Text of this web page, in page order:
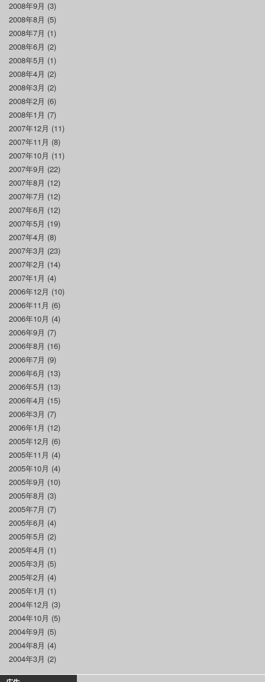
2008年9月 (3)
2008年8月 (5)
2008年7月 (1)
2008年6月 (2)
2008年5月 (1)
2008年4月 (2)
2008年3月 (2)
2008年2月 (6)
2008年1月 (7)
2007年12月 (11)
2007年11月 (8)
2007年10月 (11)
2007年9月 (22)
2007年8月 (12)
2007年7月 (12)
2007年6月 (12)
2007年5月 (19)
2007年4月 (8)
2007年3月 (23)
2007年2月 (14)
2007年1月 (4)
2006年12月 (10)
2006年11月 (6)
2006年10月 (4)
2006年9月 (7)
2006年8月 (16)
2006年7月 (9)
2006年6月 (13)
2006年5月 (13)
2006年4月 (15)
2006年3月 (7)
2006年1月 (12)
2005年12月 (6)
2005年11月 (4)
2005年10月 (4)
2005年9月 (10)
2005年8月 (3)
2005年7月 (7)
2005年6月 (4)
2005年5月 (2)
2005年4月 (1)
2005年3月 (5)
2005年2月 (4)
2005年1月 (1)
2004年12月 (3)
2004年10月 (5)
2004年9月 (5)
2004年8月 (4)
2004年3月 (2)